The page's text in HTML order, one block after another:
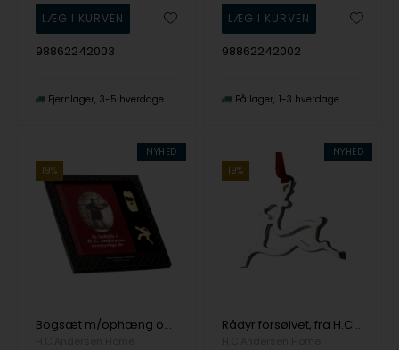
98862242003
Fjernlager 3-5 hverdage
98862242002
På lager 1-3 hverdage
NYHED
19%
Bogsæt m/ophæng og bogmærke - forgyldt, DK, fra H.C. Andersen Home
NYHED
19%
Rådyr forsølvet, fra H.C. Andersen Home